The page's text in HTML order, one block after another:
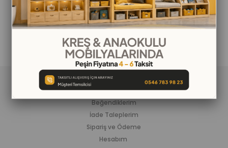
ALIŞVERİŞ BİLGİLERİ
Siparişlerim
Beğendiklerim
İade Taleplerim
Sipariş ve Ödeme
Hesabım